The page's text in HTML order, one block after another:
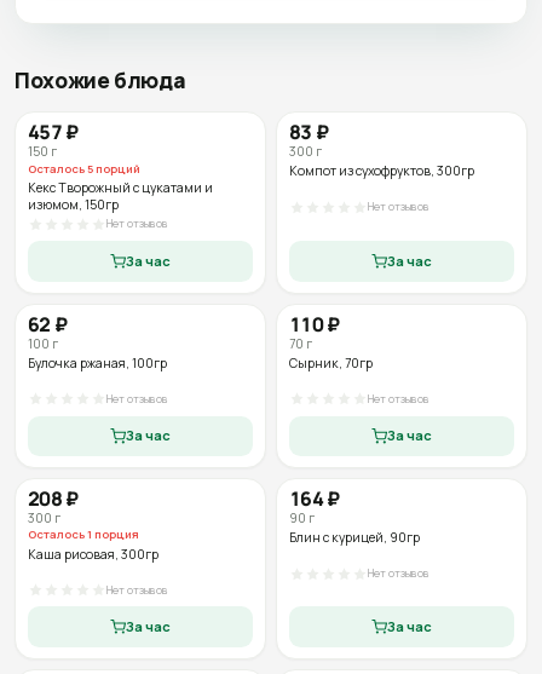
Похожие блюда
457₽
150 г
Осталось5порций
Кекс Творожный с цукатами и
изюмом , 150гр
Нет отзывов
За час
83 ₽
300 г
Компот из сухофруктов, 300гр
Нет отзывов
За час
62 ₽
100 г
Булочка ржаная, 100гр
Нет отзывов
За час
110₽
70 г
Сырник, 70гр
Нет отзывов
За час
208₽
300 г
Осталось1 порция
Каша рисовая , 300гр
Нет отзывов
За час
164₽
90 г
Блин с курицей, 90гр
Нет отзывов
За час